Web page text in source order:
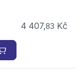
4 407,83 Kč